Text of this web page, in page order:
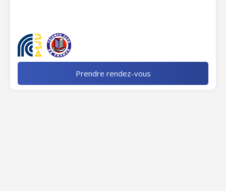
Prendre rendez-vous